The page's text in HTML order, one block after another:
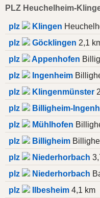
PLZ Heuchelheim-
plz Klingen
plz
Göcklingen 2,1
plz
Appenhofen
plz
Ingenheim
plz
Klingenmünster
plz
Billigheim-
plz
Mühlhofen
plz
Billigheim
plz
Niederhorbach
plz
Niederhorbach
plz
Ilbesheim 4,1 km